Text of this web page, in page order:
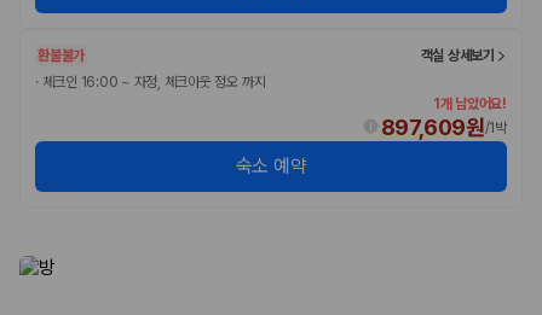
제주 렌트카는 차량 인수 위치와 셔틀 편의성에 따라 실제 이용 만족도가
하는 것이 좋습니다.
혼자 또는 2인 여행에 적합하며 제주 렌트카 최저가를 찾는 사용자
커플·친구 여행에서 많이 선택되며 가격과 승차감의 균형이 좋은 차
종입니다.
환불불가
객실 상세보기
· 체크인 16:00 ~ 자정, 체크아웃 정오 까지
1개 남았어요!
897,609원/1박
숙소 예약